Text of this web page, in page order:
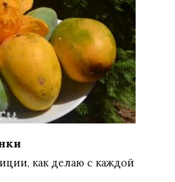
как делаю с каждой